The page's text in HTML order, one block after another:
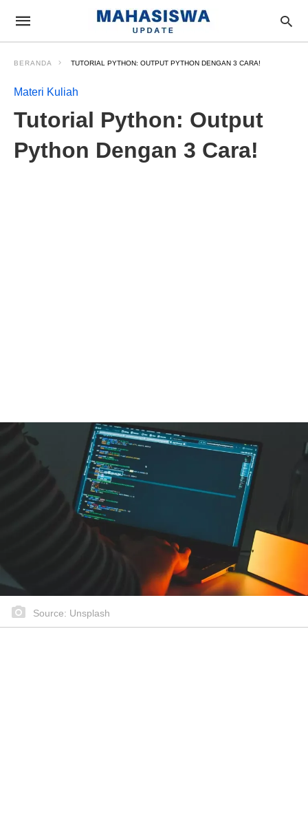
BERANDA TUTORIAL PYTHON: OUTPUT PYTHON DENGAN 3 CARA!
Materi Kuliah
Tutorial Python: Output
Python Dengan 3 Cara!
Source: Unsplash